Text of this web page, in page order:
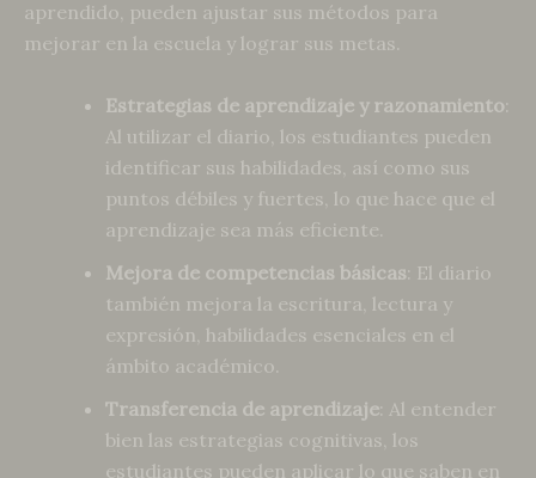
aprendido, pueden ajustar sus métodos para
mejorar en la escuela y lograr sus metas.
Estrategias de aprendizaje y razonamiento:
Al utilizar el diario, los estudiantes pueden
identificar sus habilidades, así como sus
puntos débiles y fuertes, lo que hace que el
aprendizaje sea más eficiente.
Mejora de competencias básicas: El diario
también mejora la escritura, lectura y
expresión, habilidades esenciales en el
ámbito académico.
Transferencia de aprendizaje: Al entender
bien las estrategias cognitivas, los
estudiantes pueden aplicar lo que saben en